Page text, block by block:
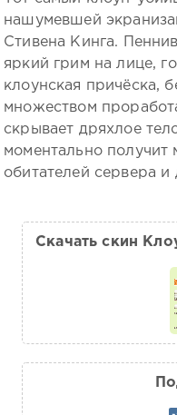
нашумевшей
Стивена Кинга.
яркий грим на лице,
клоунская причёска,
множеством
скрывает дряхлое
моментально получит
обитателей сервера и
Скачать скин